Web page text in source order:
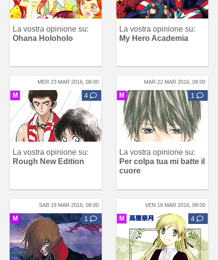
La vostra opinione su:
Ohana Holoholo
La vostra opinione su:
My Hero Academia
MER 23 MAR 2016, 08:00
M 4
La vostra opinione su:
Rough New Edition
MAR 22 MAR 2016, 08:00
M 1
La vostra opinione su:
Per colpa tua mi batte il
cuore
SAB 19 MAR 2016, 08:00
M 1
VEN 18 MAR 2016, 08:00
M 4